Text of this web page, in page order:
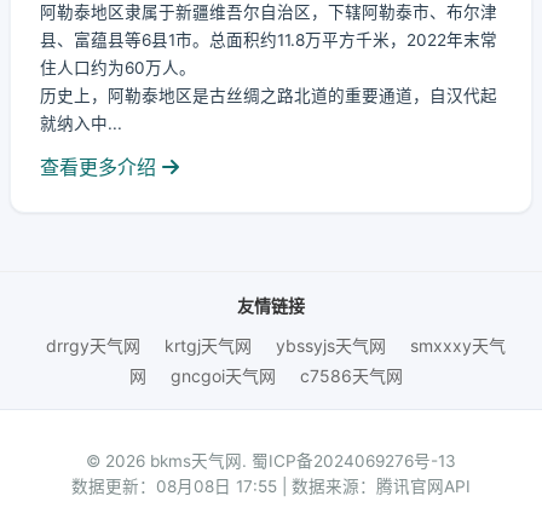
阿勒泰地区隶属于新疆维吾尔自治区，下辖阿勒泰市、布尔津
县、富蕴县等6县1市。总面积约11.8万平方千米，2022年末常
住人口约为60万人。
历史上，阿勒泰地区是古丝绸之路北道的重要通道，自汉代起
就纳入中...
查看更多介绍
友情链接
drrgy天气网
krtgj天气网 ybssyjs天气网
smxxxy天气
网
gncgoi天气网 c7586天气网
© 2026 bkms天气网. 蜀ICP备2024069276号-13
数据更新：08月08日 17:55 | 数据来源：腾讯官网API